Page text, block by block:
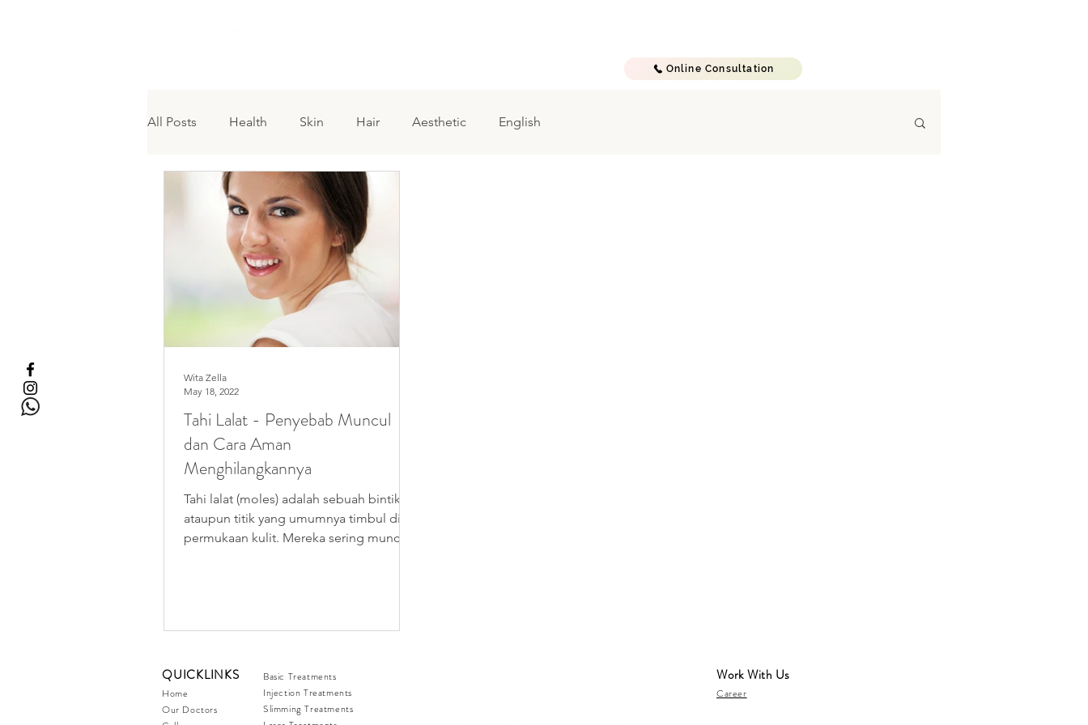
Online Consultation
All Posts Health Skin Hair Aesthetic English
Tahi Lalat - Penyebab Muncul
dan Cara Aman
Menghilangkannya
Tahi lalat (moles) adalah sebuah bintik
ataupun titik yang umumnya timbul di
permukaan kulit. Mereka sering muncul
Wita Zella
May 18, 2022
QUICKLINKS
Home
Our Doctors
Basic Treatments
Injection Treatments
Slimming Treatments
Work With Us
Career